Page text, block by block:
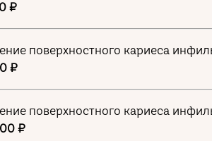
₽
поверхностного кариеса
₽
поверхностного кариеса
₽